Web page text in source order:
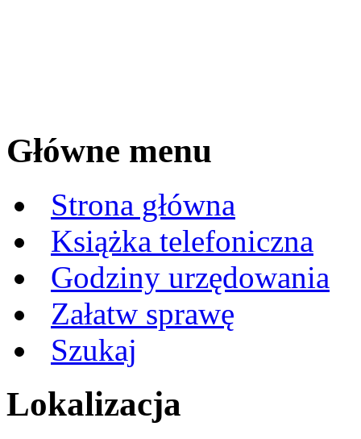
Główne menu
Strona główna
Książka telefoniczna
Godziny urzędowania
Załatw sprawę
Szukaj
Lokalizacja